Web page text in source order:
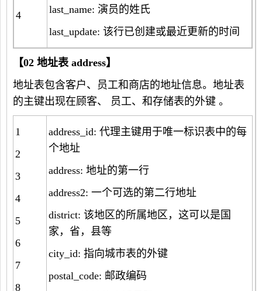
4
last_name: 演员的姓氏
last_update: 该行已创建或最近更新的时间
【02 地址表address】
地址表包含客户、员工和商店的地址信息。地址表
的主键出现在顾客、 员工、和存储表的外键 。
1
2
3
4
5
6
7
8
address_id: 代理主键用于唯一标识表中的每
个地址
address: 地址的第一行
address2: 一个可选的第二行地址
district: 该地区的所属地区，这可以是国
家，省，县等
city_id: 指向城市表的外键
postal_code: 邮政编码